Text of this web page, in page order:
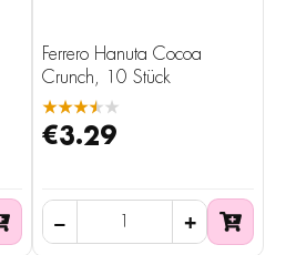
Ferrero Hanuta Cocoa
Crunch, 10 Stück
★★★★★
€3.29